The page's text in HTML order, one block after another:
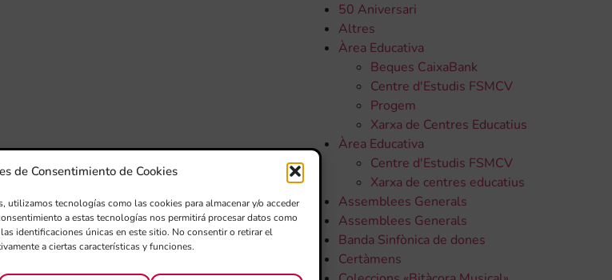
de Consentimiento de Cookies
utilizamos tecnologías como las cookies para almacenar y/o acceder
a estas tecnologías nos permitirá procesar datos como
identificaciones únicas en este sitio. No consentir o retirar el
a ciertas características y funciones.
50 Aniversari
Altres
Àrea Educativa
Beques CaixaBank
Centre d'Estudis FSMCV
Progem
Xarxa de Centres Educatius
Àrea Educativa
Centre d'Estudis FSMCV
Xarxa de centres educatius
Assemblees Generals
Assemblees Generals
Banda Sinfònica de dones
Certàmens